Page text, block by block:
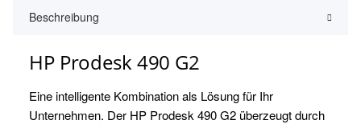
Beschreibung
HP Prodesk 490 G2
Eine intelligente Kombination als Lösung für Ihr
Unternehmen. Der HP Prodesk 490 G2 überzeugt durch